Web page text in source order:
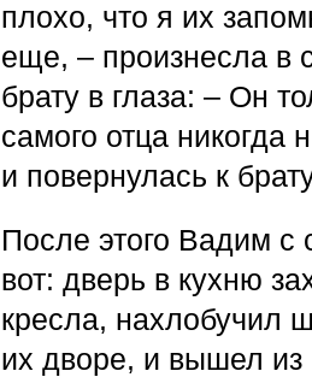
плохо, что я их
еще, – произнесла в
брату в глаза: – Он
самого отца
и повернулась к
После этого Вадим с
вот: дверь в кухню
кресла, нахлобучил
их дворе, и вышел